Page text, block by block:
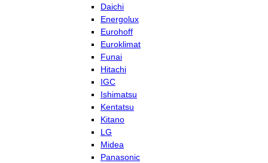
Daichi
Energolux
Eurohoff
Euroklimat
Funai
Hitachi
IGC
Ishimatsu
Kentatsu
Kitano
LG
Midea
Panasonic